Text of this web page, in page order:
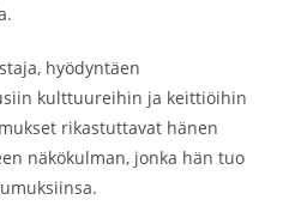
hyödyntäen
kulttuureihin ja keittiöihin
rikastuttavat hänen
näkökulman, jonka hän tuo